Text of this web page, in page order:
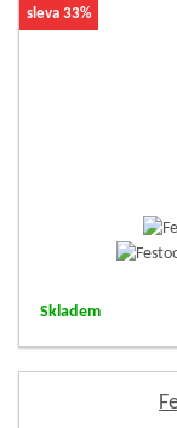
sleva 33%
Skladem